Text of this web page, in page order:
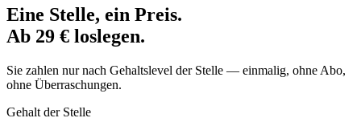
Eine Stelle, ein Preis.
Ab 29 € loslegen.
Sie zahlen nur nach Gehaltslevel der Stelle — einmalig, ohne Abo,
ohne Überraschungen.
Gehalt der Stelle